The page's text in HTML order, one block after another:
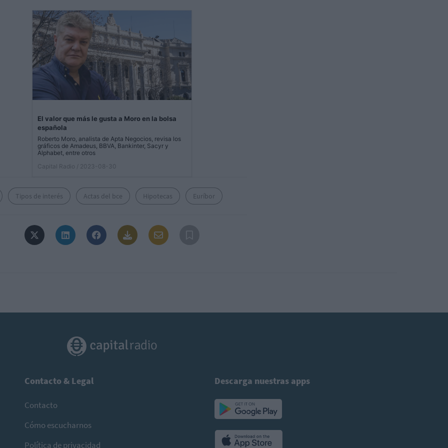
El valor que más le gusta a Moro en la bolsa
española
Roberto Moro, analista de Apta Negocios, revisa los
gráficos de Amadeus, BBVA, Bankinter, Sacyr y
Alphabet, entre otros
Capital Radio
/ 2023-08-30
Tipos de interés Actas del bce Hipotecas Euríbor
Contacto & Legal
Contacto
Cómo escucharnos
Política de privacidad
Descarga nuestras apps